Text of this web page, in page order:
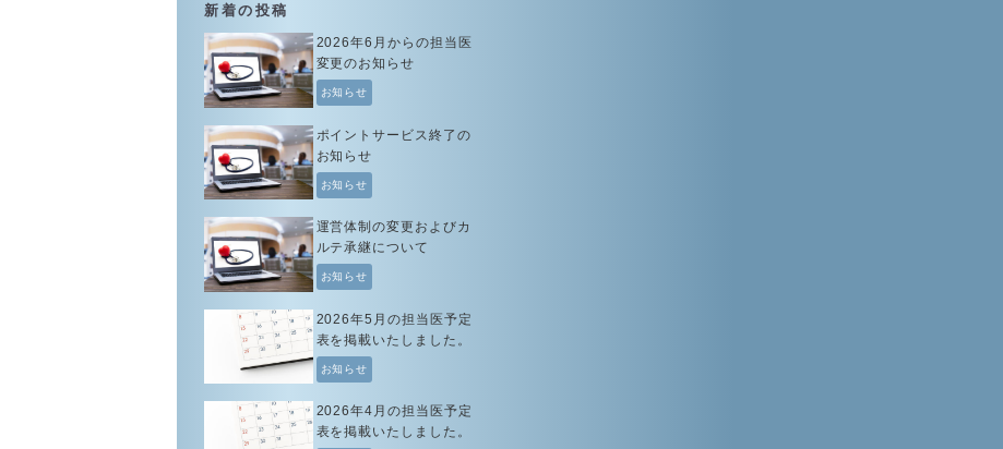
新着の投稿
2026年6月からの担当医
変更のお知らせ
お知らせ
ポイントサービス終了の
お知らせ
お知らせ
運営体制の変更およびカ
ルテ承継について
お知らせ
2026年5月の担当医予定
表を掲載いたしました。
お知らせ
2026年4月の担当医予定
表を掲載いたしました。